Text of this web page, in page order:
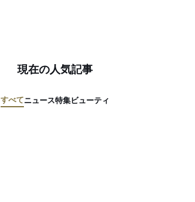
現在の人気記事
すべてニュース特集ビューティ